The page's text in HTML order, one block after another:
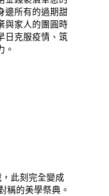
邊所有的過期甜
與家人的團圓時
日克服疫情、筑
。
此刻完全變成
稱的美學祭典。